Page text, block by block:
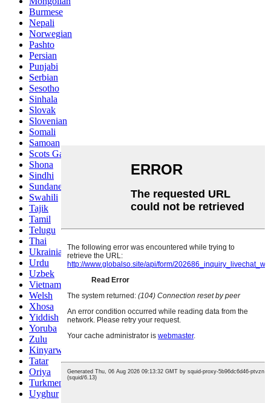
Burmese
Nepali
Norwegian
Pashto
Persian
Punjabi
Serbian
Sesotho
Sinhala
Slovak
Slovenian
Somali
Samoan
Scots Gaelic
Shona
Sindhi
Sundanese
Swahili
Tajik
Tamil
Telugu
Thai
Ukrainian
Urdu
Uzbek
Vietnamese
Welsh
Xhosa
Yiddish
Yoruba
Zulu
Kinyarwanda
Tatar
Oriya
Turkmen
Uyghur